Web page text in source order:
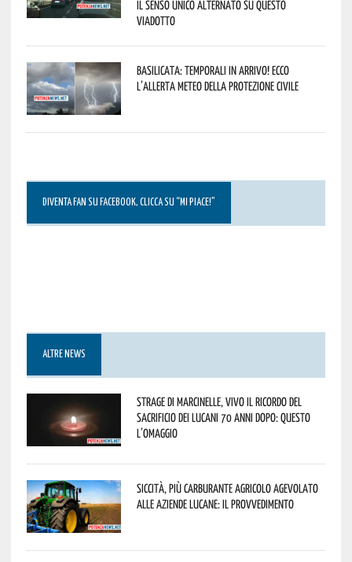
il senso unico alternato su questo
viadotto
Basilicata: temporali in arrivo! Ecco
l’allerta meteo della Protezione civile
DIVENTA FAN SU FACEBOOK, CLICCA SU “MI PIACE!”
ALTRE NEWS
Strage di Marcinelle, vivo il ricordo del
sacrificio dei lucani 70 anni dopo: questo
l’omaggio
Siccità, più carburante agricolo agevolato
alle aziende lucane: il provvedimento